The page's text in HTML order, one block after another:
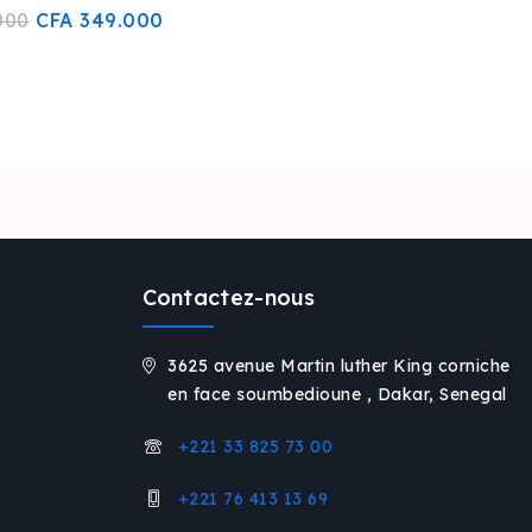
CFA 349.000
Contactez-nous
3625 avenue Martin luther King corniche
en face soumbedioune , Dakar, Senegal
+221 33 825 73 00
+221 76 413 13 69